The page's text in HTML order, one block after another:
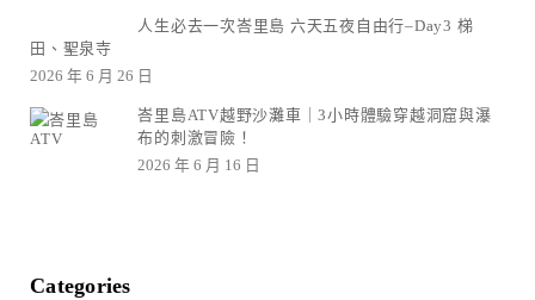
人生必去一次峇里島 六天五夜自由行–Day3 梯
田、聖泉寺
2026 年 6 月 26 日
峇里島ATV越野沙灘車｜3小時體驗穿越洞窟與瀑
布的刺激冒險！
2026 年 6 月 16 日
Categories